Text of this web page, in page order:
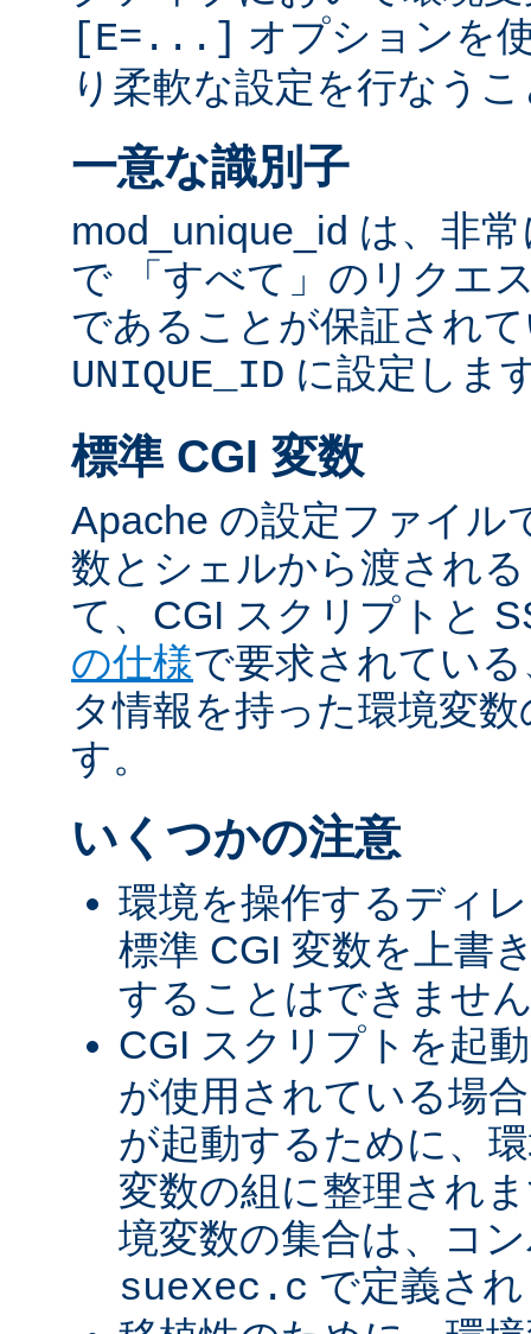
[E=...] オプションを
り柔軟な設定を行なう
一意な識別子
mod_unique_id は、非
で 「すべて」のリクエ
であることが保証され
UNIQUE_ID に設定しま
標準 CGI 変数
Apache の設定ファイル
数とシェルから渡され
て、CGI スクリプトと
の仕様で要求されてい
タ情報を持った環境変
す。
いくつかの注意
環境を操作するディ
標準 CGI 変数を上書
することはできませ
CGI スクリプトを起
が使用されている場
が起動するために、
変数の組に整理され
境変数の集合は、コ
suexec.c で定義さ